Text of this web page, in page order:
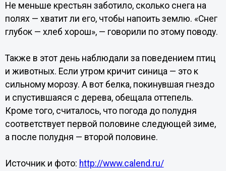
Не меньше крестьян заботило, сколько снега на
полях — хватит ли его, чтобы напоить землю. «Снег
глубок — хлеб хорош», — говорили по этому поводу.
Также в этот день наблюдали за поведением птиц
и животных. Если утром кричит синица — это к
сильному морозу. А вот белка, покинувшая гнездо
и спустившаяся с дерева, обещала оттепель.
Кроме того, считалось, что погода до полудня
соответствует первой половине следующей зиме,
а после полудня — второй половине.
Источник и фото: http://www.calend.ru/